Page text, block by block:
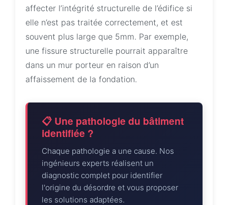
affecter l’intégrité structurelle de l’édifice si
elle n’est pas traitée correctement, et est
souvent plus large que 5mm. Par exemple,
une fissure structurelle pourrait apparaître
dans un mur porteur en raison d’un
affaissement de la fondation.
📋 Une pathologie du bâtiment
identifiée ?
Chaque pathologie a une cause. Nos
ingénieurs experts réalisent un
diagnostic complet pour identifier
l'origine du désordre et vous proposer
les solutions adaptées.